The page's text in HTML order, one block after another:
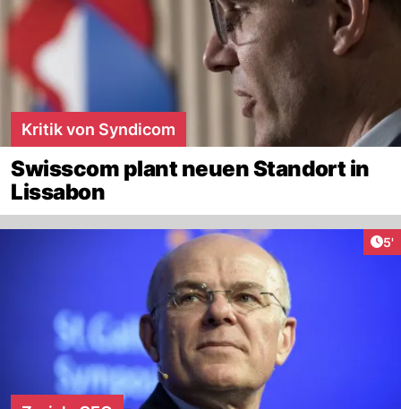
Kritik von Syndicom
Swisscom plant neuen Standort in
Lissabon
5'